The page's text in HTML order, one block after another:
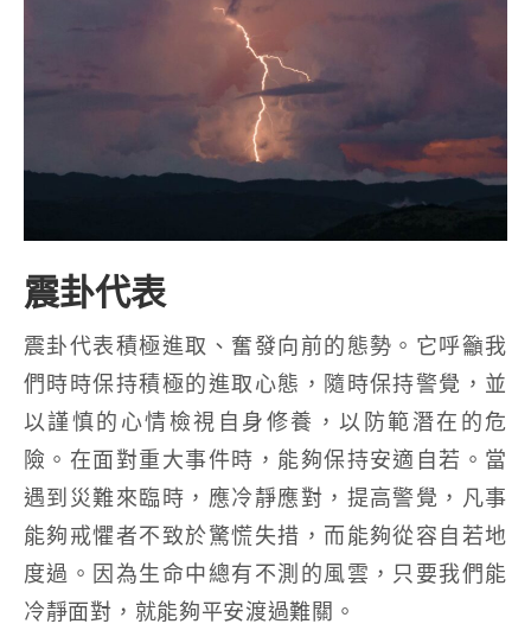
震卦代表
震卦代表積極進取、奮發向前的態勢。它呼籲我
們時時保持積極的進取心態，隨時保持警覺，並
以謹慎的心情檢視自身修養，以防範潛在的危
險。在面對重大事件時，能夠保持安適自若。當
遇到災難來臨時，應冷靜應對，提高警覺，凡事
能夠戒懼者不致於驚慌失措，而能夠從容自若地
度過。因為生命中總有不測的風雲，只要我們能
冷靜面對，就能夠平安渡過難關。